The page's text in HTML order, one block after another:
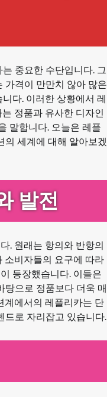
중요한 수단입니다. 그
가격이 만만치 않아 많은
다. 이러한 상황에서 레
정품과 유사한 디자인
말합니다. 오늘은 레플
의 세계에 대해 알아보겠
발전
. 원래는 항의와 반항의
소비자들의 요구에 따라
등장했습니다. 이들은
탕으로 정품보다 더욱 매
계에서의 레플리카는 단
드로 자리잡고 있습니다.